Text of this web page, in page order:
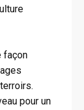
façon
pour un